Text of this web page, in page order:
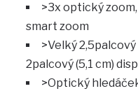
>3x optický
smart zoom
>Velký 2,5palcový
2palcový (5,1 cm)
>Optický